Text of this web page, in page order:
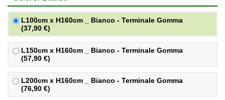
L100cm x H160cm _ Bianco - Terminale Gomma
(37,90 €)
L150cm x H160cm _ Bianco - Terminale Gomma
(57,90 €)
L200cm x H160cm _ Bianco - Terminale Gomma
(76,90 €)